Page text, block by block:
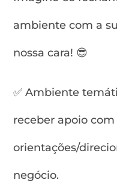
ambiente com a
nossa cara! 😎
✅ Ambiente
receber apoio com
orientações/
negócio.